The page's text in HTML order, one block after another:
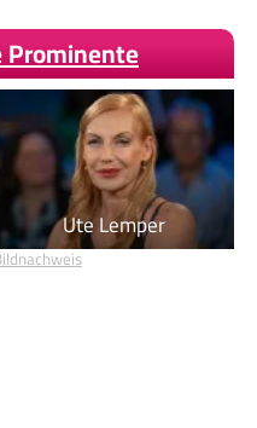
Ute Lemper